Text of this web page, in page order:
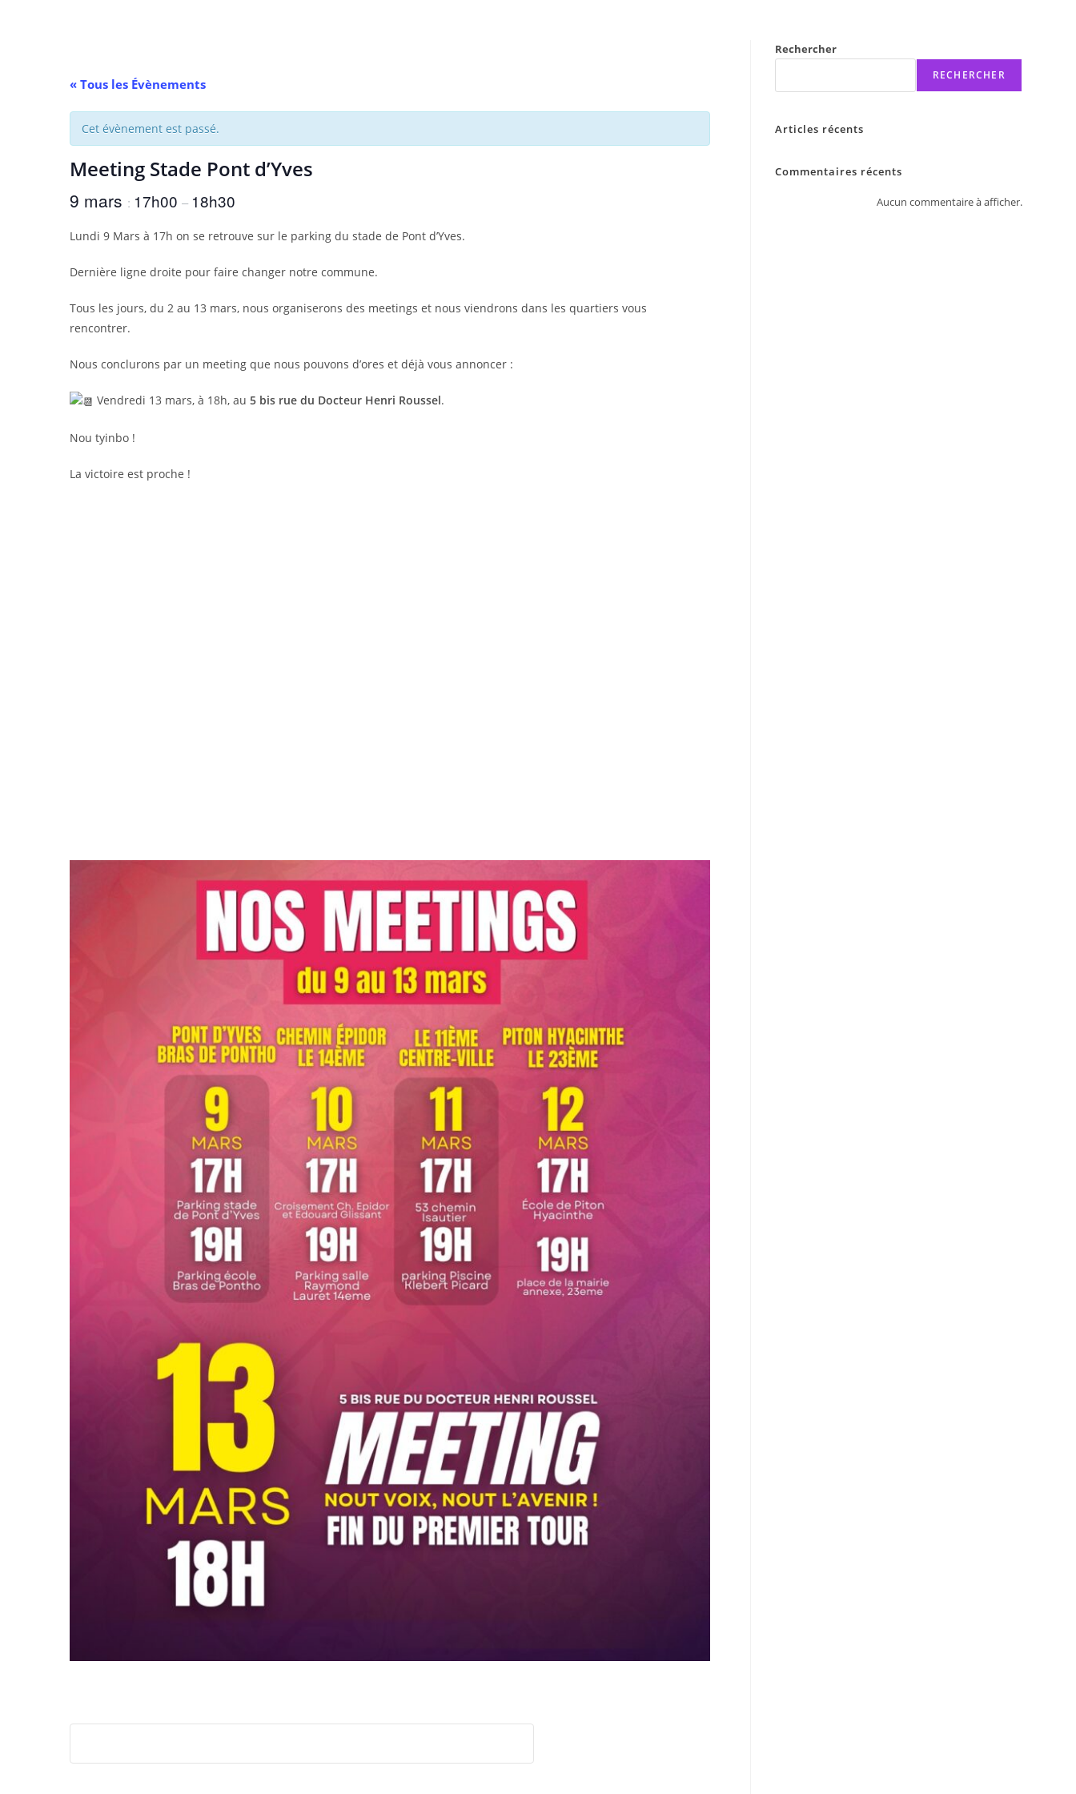
« Tous les Évènements
Cet évènement est passé.
Meeting Stade Pont d’Yves
9 mars : 17h00– 18h30
Lundi 9 Mars à 17h on se retrouve sur le parking du stade de Pont d’Yves.
Dernière ligne droite pour faire changer notre commune.
Tous les jours, du 2 au 13 mars, nous organiserons des meetings et nous viendrons dans les quartiers vous
rencontrer.
Nous conclurons par un meeting que nous pouvons d’ores et déjà vous annoncer :
Vendredi 13 mars, à 18h, au5 bis rue du Docteur Henri Roussel.
Nou tyinbo !
La victoire est proche !
Rechercher
RECHERCHER
Articles récents
Commentaires récents
Aucun commentaire à afficher.